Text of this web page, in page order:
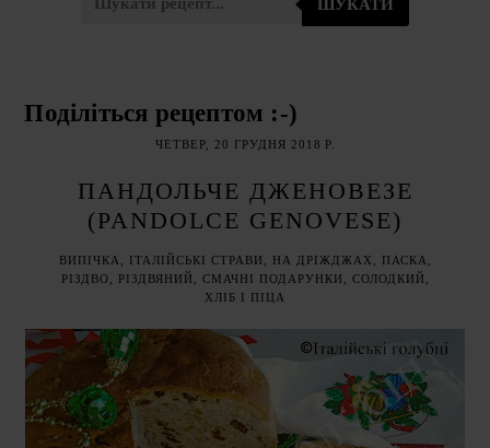
ШУКАТИ
Поділіться рецептом :-)
ЧЕТВЕР, 20 ГРУДНЯ 2018 Р.
ПАНДОЛЬЧЕ ДЖЕНОВЕЗЕ
(PANDOLCE GENOVESE)
ВИПІЧКА ІТАЛІЙСЬКІ СТРАВИ НА ДРІЖДЖАХ ПАСКА
РІЗДВО
РІЗДВЯНИЙ СМАЧНІ ПОДАРУНКИ СОЛОДКИЙ
ХЛІБ І ПІЦА